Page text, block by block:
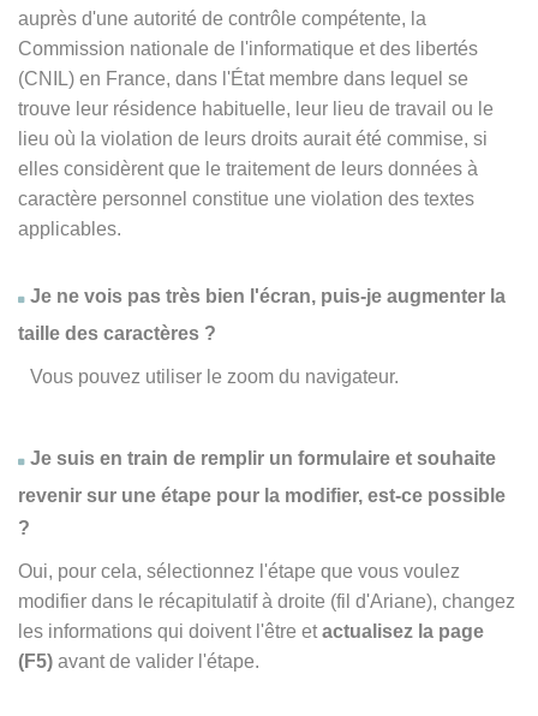
auprès d'une autorité de contrôle compétente, la
Commission nationale de l'informatique et des libertés
(CNIL) en France, dans l'État membre dans lequel se
trouve leur résidence habituelle, leur lieu de travail ou le
lieu où la violation de leurs droits aurait été commise, si
elles considèrent que le traitement de leurs données à
caractère personnel constitue une violation des textes
applicables.
Je ne vois pas très bien l'écran, puis-je augmenter la
taille des caractères ?
Vous pouvez utiliser le zoom du navigateur.
Je suis en train de remplir un formulaire et souhaite
revenir sur une étape pour la modifier, est-ce possible
?
Oui, pour cela, sélectionnez l'étape que vous voulez
modifier dans le récapitulatif à droite (fil d'Ariane), changez
les informations qui doivent l'être etactualisez la page
(F5) avant de valider l'étape.